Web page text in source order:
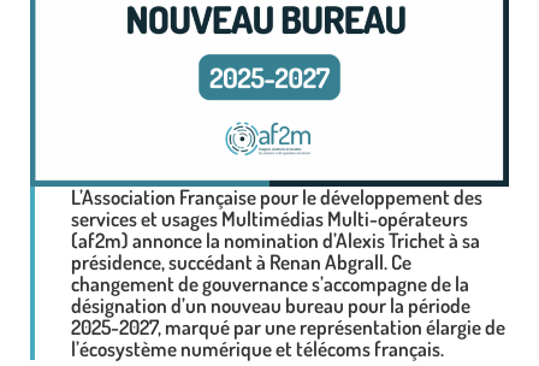
L’Association Française pour le développement des
services et usages Multimédias Multi-opérateurs
(af2m) annonce la nomination d’Alexis Trichet à sa
présidence, succédant à Renan Abgrall. Ce
changement de gouvernance s’accompagne de la
désignation d’un nouveau bureau pour la période
2025-2027, marqué par une représentation élargie de
l’écosystème numérique et télécoms français.